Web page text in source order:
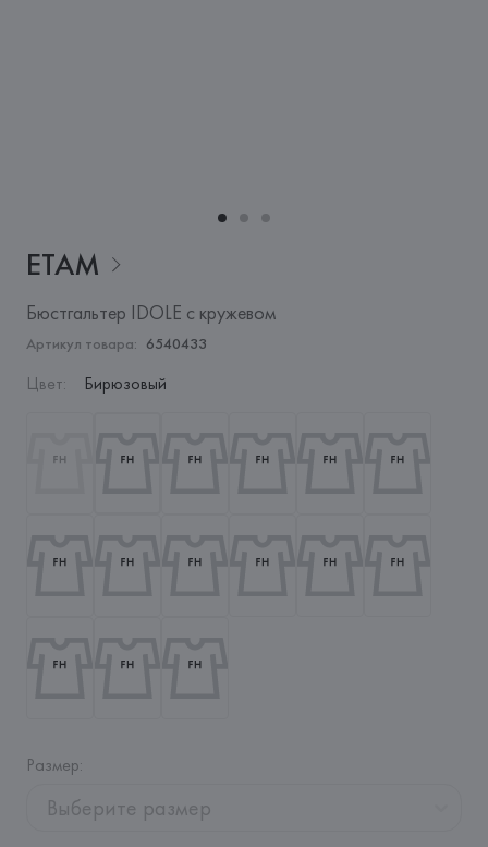
ETAM
Бюстгальтер IDOLE с кружевом
Артикул товара: 6540433
Цвет: Бирюзовый
Размер:
Выберите размер